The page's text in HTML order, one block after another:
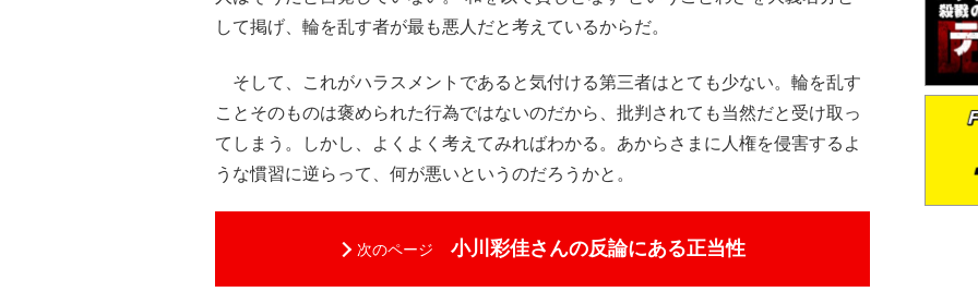
して掲げ、輪を乱す者が最も悪人だと考えているからだ。
そして、これがハラスメントであると気付ける第三者はとても少ない。輪を乱す
ことそのものは褒められた行為ではないのだから、批判されても当然だと受け取っ
てしまう。しかし、よくよく考えてみればわかる。あからさまに人権を侵害するよ
うな慣習に逆らって、何が悪いというのだろうかと。
次のページ 小川彩佳さんの反論にある正当性